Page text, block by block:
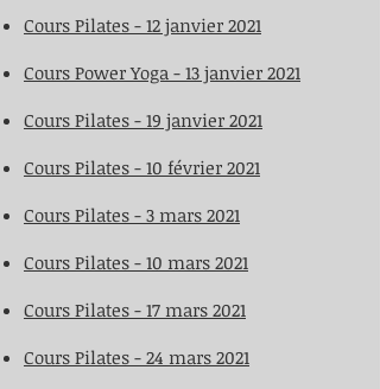
Cours Pilates - 12 janvier 2021
Cours Power Yoga - 13 janvier 2021
Cours Pilates - 19 janvier 2021
Cours Pilates - 10 février 2021
Cours Pilates - 3 mars 2021
Cours Pilates - 10 mars 2021
​Cours Pilates - 17 mars 2021
Cours Pilates - 24 mars 2021